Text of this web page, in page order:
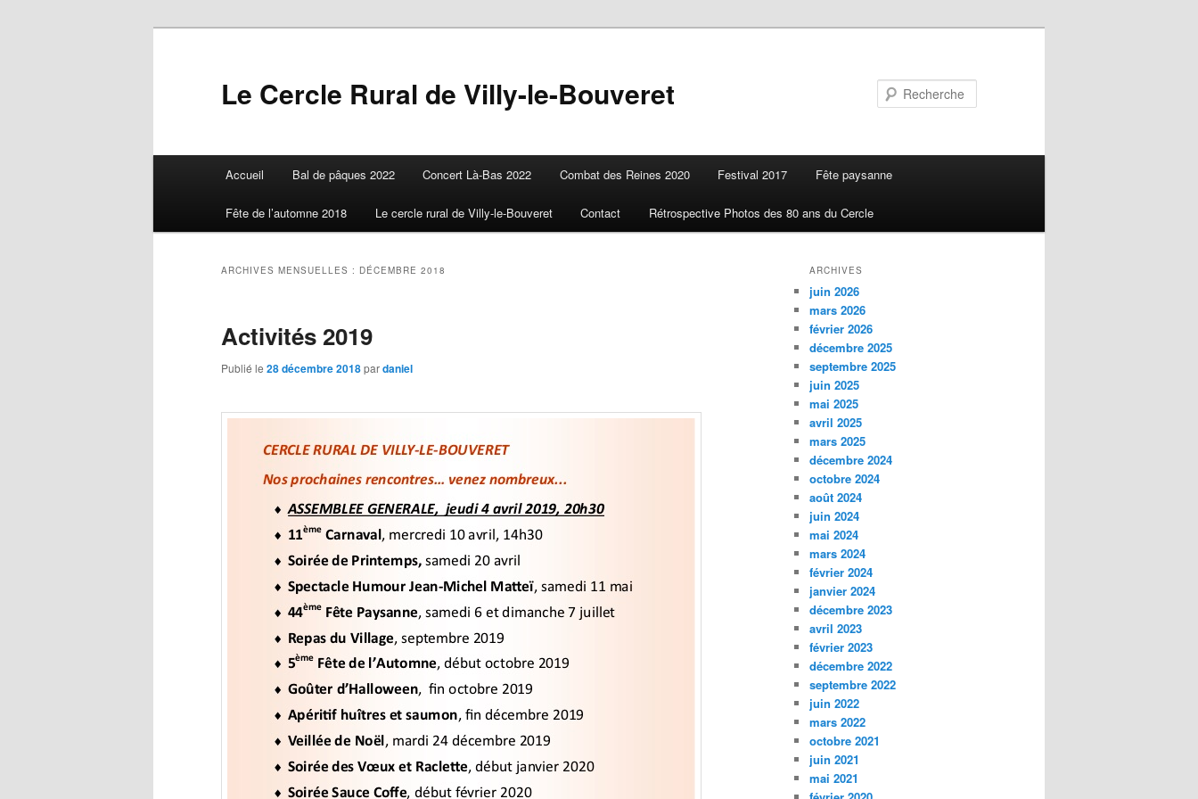
Le Cercle Rural de Villy-le-Bouveret
Accueil Bal de pâques 2022 Concert Là-Bas 2022 Combat des Reines 2020 Festival 2017 Fête paysanne
Fête de l’automne 2018 Le cercle rural de Villy-le-Bouveret Contact Rétrospective Photos des 80 ans du Cercle
ARCHIVES MENSUELLES : DÉCEMBRE 2018
Activités 2019
Publié le 28 décembre 2018pardaniel
ARCHIVES
juin 2026
mars 2026
février 2026
décembre 2025
septembre 2025
juin 2025
mai 2025
avril 2025
mars 2025
décembre 2024
octobre 2024
août 2024
juin 2024
mai 2024
mars 2024
février 2024
janvier 2024
décembre 2023
avril 2023
février 2023
décembre 2022
septembre 2022
juin 2022
mars 2022
octobre 2021
juin 2021
mai 2021